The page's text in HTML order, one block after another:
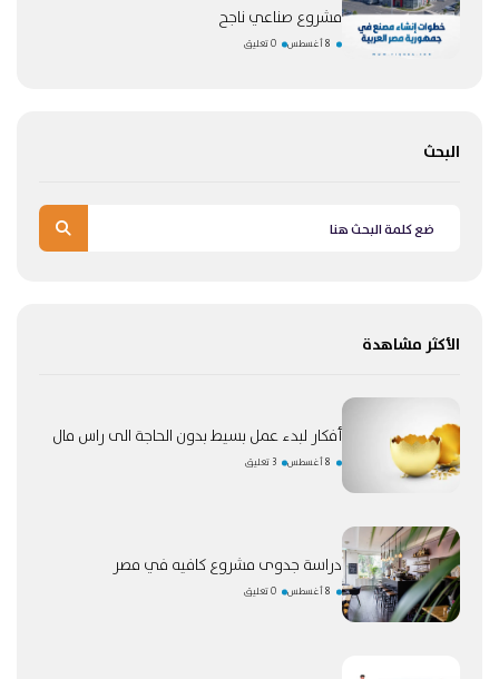
مشروع صناعي ناجح
8 أغسطس 0 تعليق
البحث
الأكثر مشاهدة
أفكار لبدء عمل بسيط بدون الحاجة الى راس مال
8 أغسطس 3 تعليق
دراسة جدوى مشروع كافيه في مصر
8 أغسطس 0 تعليق